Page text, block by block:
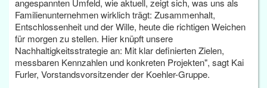
angespannten Umfeld, wie aktuell, zeigt sich, was uns als
Familienunternehmen wirklich trägt: Zusammenhalt,
Entschlossenheit und der Wille, heute die richtigen Weichen
für morgen zu stellen. Hier knüpft unsere
Nachhaltigkeitsstrategie an: Mit klar definierten Zielen,
messbaren Kennzahlen und konkreten Projekten", sagt Kai
Furler, Vorstandsvorsitzender der Koehler-Gruppe.